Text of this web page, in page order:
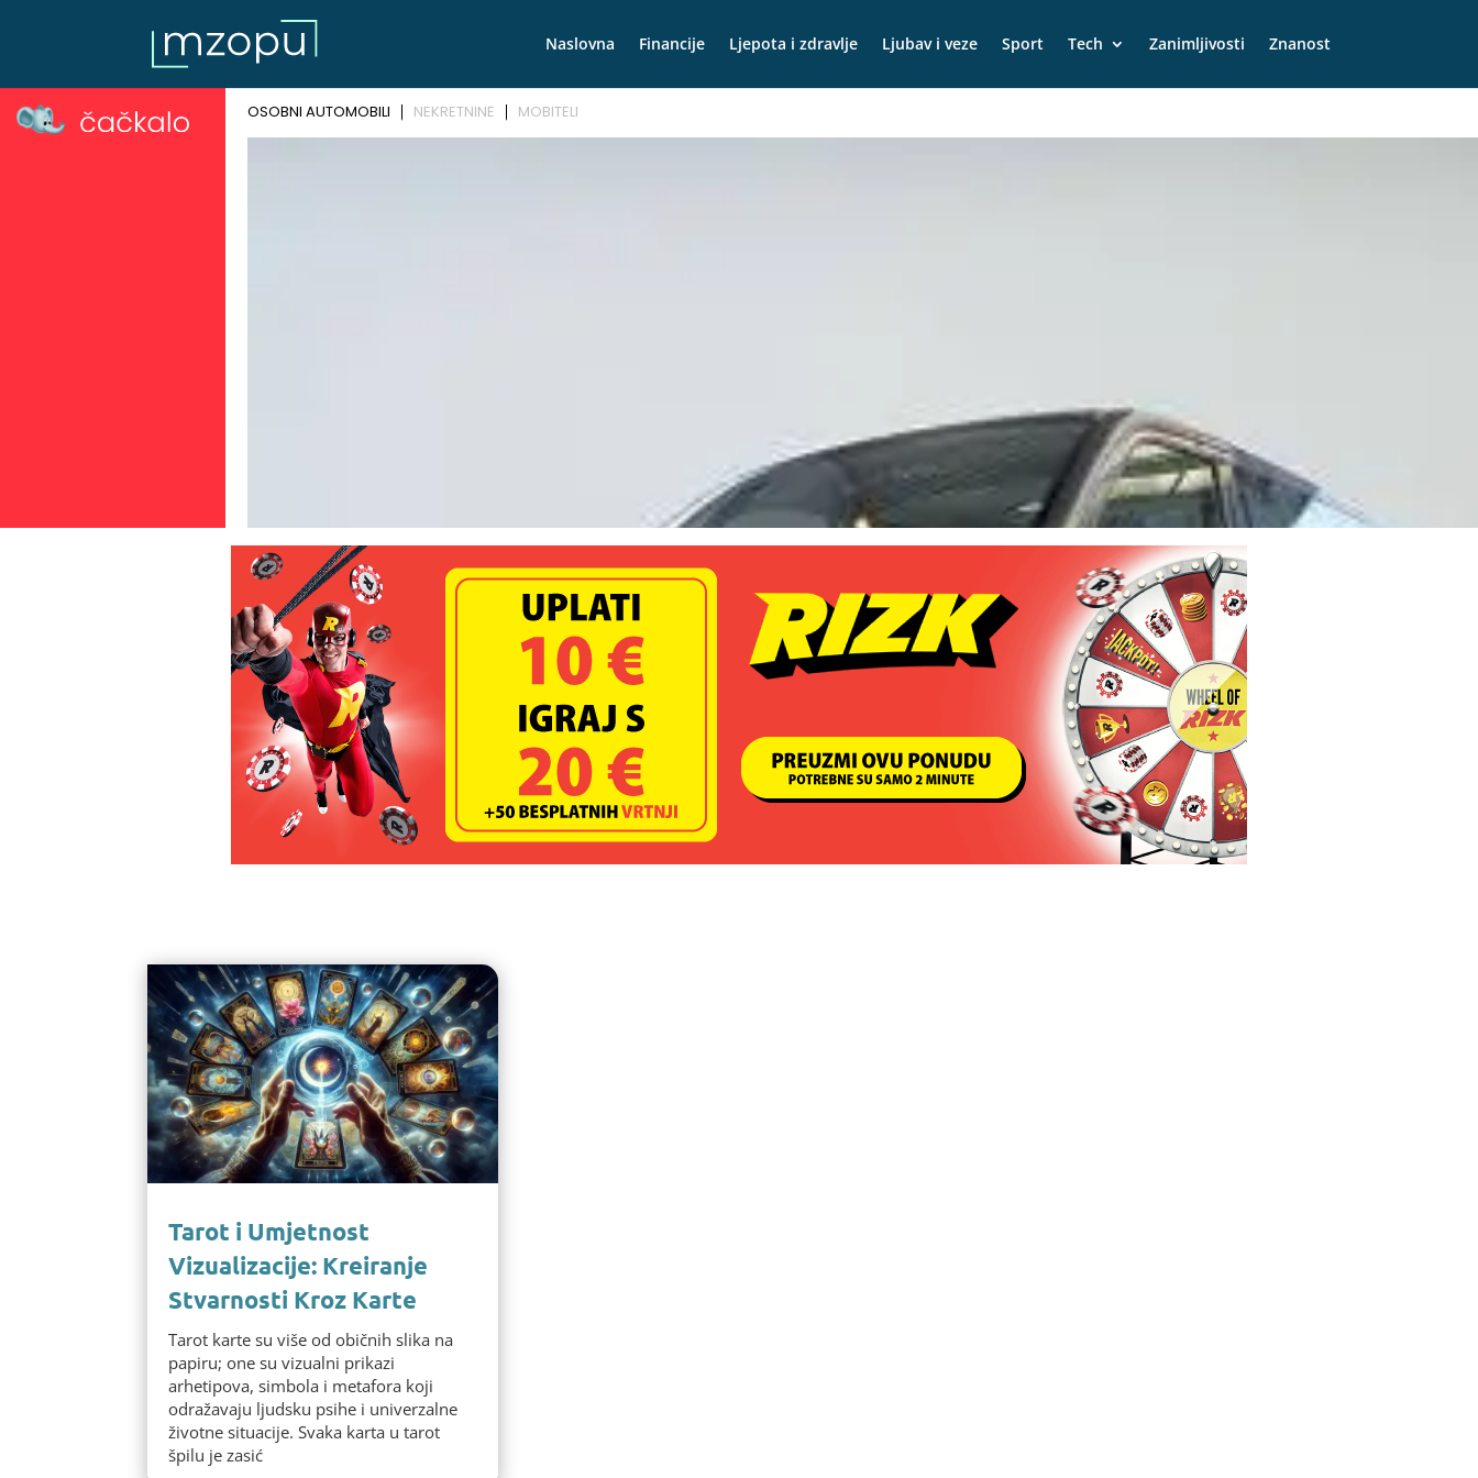
Naslovna Financije Ljepota i zdravlje Ljubav i veze Sport Tech Zanimljivosti Znanost
Tarot i Umjetnost
Vizualizacije: Kreiranje
Stvarnosti Kroz Karte
Tarot karte su više od običnih slika na
papiru; one su vizualni prikazi
arhetipova, simbola i metafora koji
odražavaju ljudsku psihe i univerzalne
životne situacije. Svaka karta u tarot
špilu je zasić